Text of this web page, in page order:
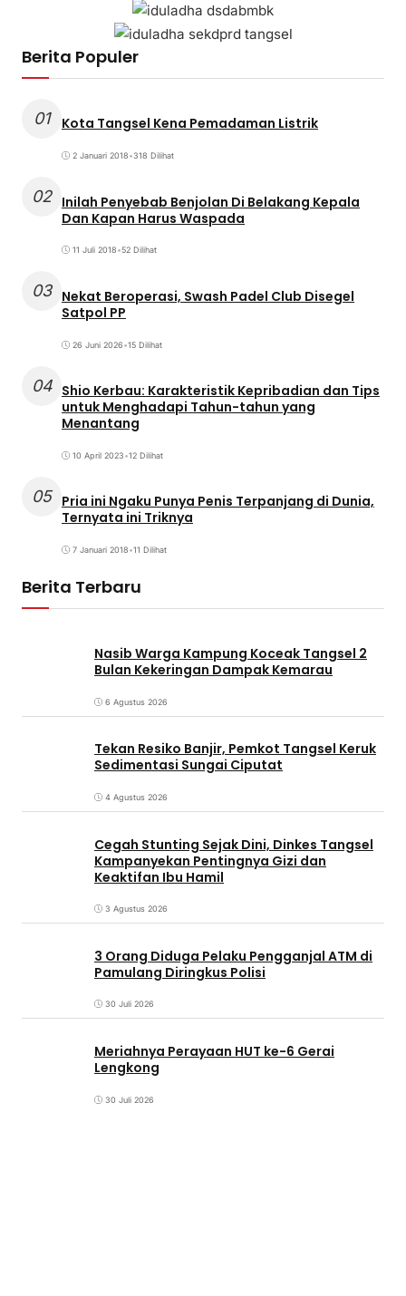
Berita Populer
01 Kota Tangsel Kena Pemadaman Listrik
2 Januari 2018•318 Dilihat
02 Inilah Penyebab Benjolan Di Belakang Kepala
Dan Kapan Harus Waspada
11 Juli 2018•52 Dilihat
03 Nekat Beroperasi, Swash Padel Club Disegel
Satpol PP
26 Juni 2026•15 Dilihat
04 Shio Kerbau: Karakteristik Kepribadian dan Tips
untuk Menghadapi Tahun-tahun yang
Menantang
10 April 2023•12 Dilihat
05 Pria ini Ngaku Punya Penis Terpanjang di Dunia,
Ternyata ini Triknya
7 Januari 2018•11 Dilihat
Berita Terbaru
Nasib Warga Kampung Koceak Tangsel 2
Bulan Kekeringan Dampak Kemarau
6 Agustus 2026
Tekan Resiko Banjir, Pemkot Tangsel Keruk
Sedimentasi Sungai Ciputat
4 Agustus 2026
Cegah Stunting Sejak Dini, Dinkes Tangsel
Kampanyekan Pentingnya Gizi dan
Keaktifan Ibu Hamil
3 Agustus 2026
3 Orang Diduga Pelaku Pengganjal ATM di
Pamulang Diringkus Polisi
30 Juli 2026
Meriahnya Perayaan HUT ke-6 Gerai
Lengkong
30 Juli 2026